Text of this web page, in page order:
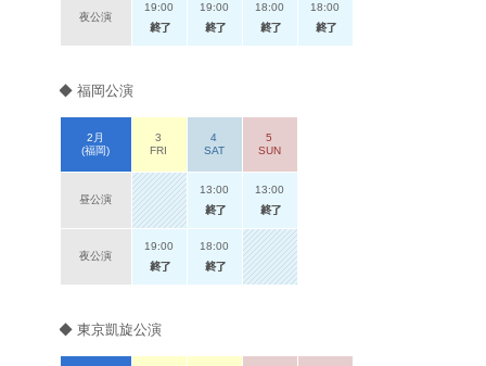
夜公演
19:00 19:00 18:00 18:00
◆ 福岡公演
2月
(福岡)
3
FRI
4
SAT
5
SUN
昼公演
13:00 13:00
夜公演
19:00 18:00
◆ 東京凱旋公演